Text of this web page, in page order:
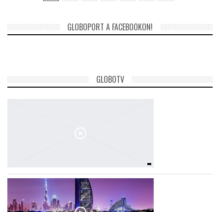
GLOBOPORT A FACEBOOKON!
GLOBOTV